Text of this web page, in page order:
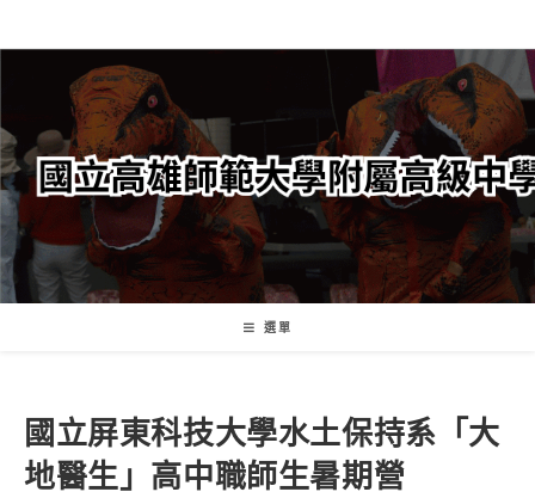
轉
要
內
容
選單
國立屏東科技大學水土保持系「大
地醫生」高中職師生暑期營